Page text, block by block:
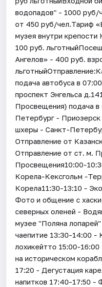
водопадов" - 1000 руб/
от 450 руб/чел.Тариф
музея внутри
100 руб.
Ангелов» - 400 руб.
подача автобуса в
проспект Энгельса
Просвещения) подача
Петербург -
шхеры - Санкт-
Отправление от
Отправление от ст. м.
Просвещения10:00-
Корела-Кексгольм -
Корела11:30-13:10 -
Фото и общение с
северных оленей -
музее "Поляна
чаепитие 13:30-14:00 -
лохикейтто 15:00-
на историческом
17:20 - Дегустация
напитков 17:40-17:50 -